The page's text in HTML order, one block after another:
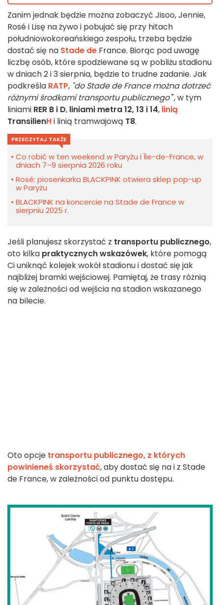
Zanim jednak będzie można zobaczyć Jisoo, Jennie,
Rosé i Lisę na żywo i pobujać się przy hitach
południowokoreańskiego zespołu, trzeba będzie
dostać się na Stade de France. Biorąc pod uwagę
liczbę osób, które spodziewane są w pobliżu stadionu
w dniach 2 i 3 sierpnia, będzie to trudne zadanie. Jak
podkreśla RATP, "do Stade de France można dotrzeć
różnymi środkami transportu publicznego", w tym
liniami RER B i D, liniami metra 12, 13 i 14, linią
TransilienHi linią tramwajową T8.
PRZECZYTAJ TAKŻE
Co robić w ten weekend w Paryżu i Île-de-France, w
dniach 7–9 sierpnia 2026 roku
Rosé: piosenkarka BLACKPINK otwiera sklep pop-up
w Paryżu
BLACKPINK na koncercie na Stade de France w
sierpniu 2025 r.
Jeśli planujesz skorzystać z transportu publicznego,
oto kilka praktycznych wskazówek, które pomogą
Ci uniknąć kolejek wokół stadionu i dostać się jak
najbliżej bramki wejściowej. Pamiętaj, że trasy różnią
się w zależności od wejścia na stadion wskazanego
na bilecie.
Oto opcje transportu publicznego, z których
powinieneś skorzystać, aby dostać się na i z Stade
de France, w zależności od punktu dostępu.